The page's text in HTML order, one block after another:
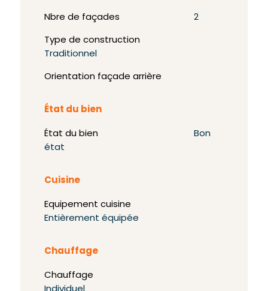
Nbre de façades 2
Type de construction
Traditionnel
Orientation façade arrière
État du bien
État du bien
Bon
état
Cuisine
Equipement cuisine
Entièrement équipée
Chauffage
Chauffage